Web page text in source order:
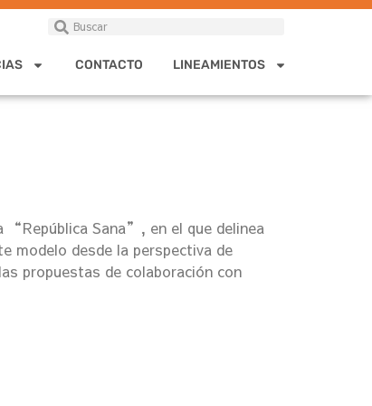
CONTACTO LINEAMIENTOS
“República Sana”, en el que delinea
modelo desde la perspectiva de
propuestas de colaboración con